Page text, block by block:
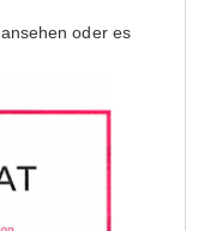
ansehen oder es